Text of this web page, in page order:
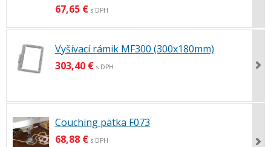
67,65 € s DPH
Vyšívací rámik MF300 (300x180mm)
303,40 € s DPH
Couching pätka F073
68,88 € s DPH